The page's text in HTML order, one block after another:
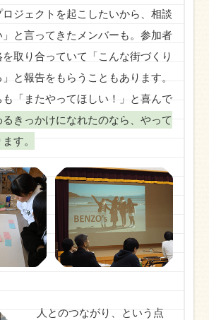
ロジェクトを起こしたいから、相談
と言ってきたメンバーも。参加者
取り合っていて「こんな街づくり
と報告をもらうこともあります。
「またやってほしい！」と喜んで
るきっかけになれたのなら、やって
す。
人とのつながり、という点